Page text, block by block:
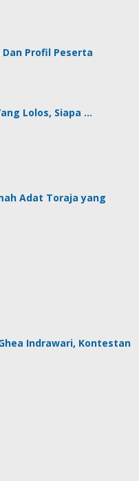
Dan Profil Peserta
Lolos, Siapa …
Adat Toraja yang
Indrawari, Kontestan